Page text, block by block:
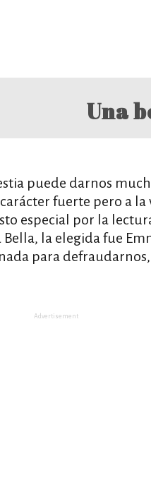
Una
puede darnos
fuerte pero a la
especial por la
la elegida fue
para
Advertisement